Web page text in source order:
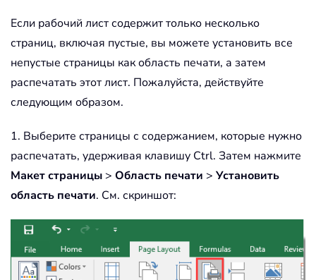
Если рабочий лист содержит только несколько
страниц, включая пустые, вы можете установить все
непустые страницы как область печати, а затем
распечатать этот лист. Пожалуйста, действуйте
следующим образом.
1. Выберите страницы с содержанием, которые нужно
распечатать, удерживая клавишу Ctrl. Затем нажмите
Макет страницы > Область печати > Установить
область печати. См. скриншот: